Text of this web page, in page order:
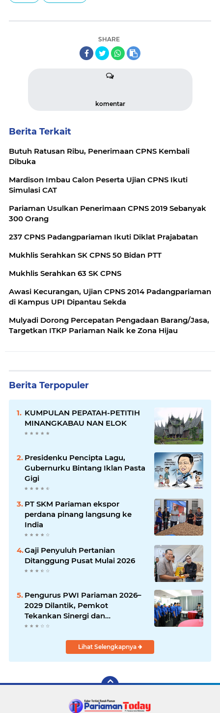
SHARE
komentar
Berita Terkait
Butuh Ratusan Ribu, Penerimaan CPNS Kembali
Dibuka
Mardison Imbau Calon Peserta Ujian CPNS Ikuti
Simulasi CAT
Pariaman Usulkan Penerimaan CPNS 2019 Sebanyak
300 Orang
237 CPNS Padangpariaman Ikuti Diklat Prajabatan
Mukhlis Serahkan SK CPNS 50 Bidan PTT
Mukhlis Serahkan 63 SK CPNS
Awasi Kecurangan, Ujian CPNS 2014 Padangpariaman
di Kampus UPI Dipantau Sekda
Mulyadi Dorong Percepatan Pengadaan Barang/Jasa,
Targetkan ITKP Pariaman Naik ke Zona Hijau
Berita Terpopuler
KUMPULAN PEPATAH-PETITIH
MINANGKABAU NAN ELOK
Presidenku Pencipta Lagu,
Gubernurku Bintang Iklan Pasta
Gigi
PT SKM Pariaman ekspor
perdana pinang langsung ke
India
Gaji Penyuluh Pertanian
Ditanggung Pusat Mulai 2026
Pengurus PWI Pariaman 2026–
2029 Dilantik, Pemkot
Tekankan Sinergi dan
Profesionalisme Pers
Lihat Selengkapnya